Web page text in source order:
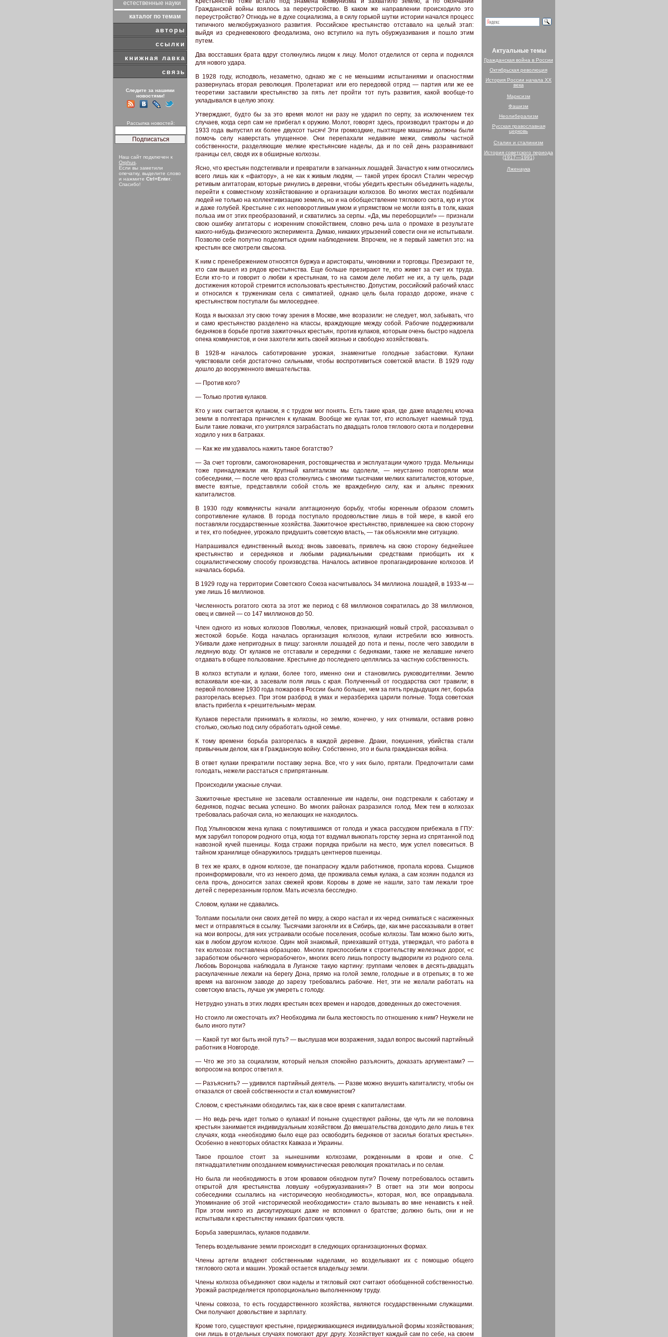
естественные науки
каталог по темам
авторы
ссылки
книжная лавка
связь
Следите за нашими
новостями!
Рассылка новостей:
Наш сайт подключен к
Orphus
Если вы заметили
опечатку, выделите слово
и нажмите Ctrl+Enter
Спасибо!
Гражданской войны взялось за переустройство. В каком же направлении происходило это
переустройство? Отнюдь не в духе социализма, а в силу горькой шутки истории начался процесс
типичного мелкобуржуазного развития. Российское крестьянство отставало на целый этап:
выйдя из средневекового феодализма, оно вступило на путь обуржуазивания и пошло этим
путем.
Два восставших брата вдруг столкнулись лицом к лицу. Молот отделился от серпа и поднялся
для нового удара.
В 1928 году, исподволь, незаметно, однако же с не меньшими испытаниями и опасностями
развернулась вторая революция. Пролетариат или его передовой отряд — партия или же ее
теоретики заставили крестьянство за пять лет пройти тот путь развития, какой вообще-то
укладывался в целую эпоху.
Утверждают, будто бы за это время молот ни разу не ударил по серпу, за исключением тех
случаев, когда серп сам не прибегал к оружию. Молот, говорят здесь, производил тракторы и до
1933 года выпустил их более двухсот тысяч! Эти громоздкие, пыхтящие машины должны были
помочь селу наверстать упущенное. Они перепахали недавние межи, символы частной
собственности, разделяющие мелкие крестьянские наделы, да и по сей день разравнивают
границы сел, сводя их в обширные колхозы.
Ясно, что крестьян подстегивали и превратили в загнанных лошадей. Зачастую к ним относились
всего лишь как к «фактору», а не как к живым людям, — такой упрек бросил Сталин чересчур
ретивым агитаторам, которые ринулись в деревни, чтобы убедить крестьян объединить наделы,
перейти к совместному хозяйствованию и организации колхозов. Во многих местах подбивали
людей не только на коллективизацию земель, но и на обобществление тяглового скота, кур и уток
и даже голубей. Крестьяне с их неповоротливым умом и упрямством не могли взять в толк, какая
польза им от этих преобразований, и схватились за серпы. «Да, мы переборщили!» — признали
свою ошибку агитаторы с искренним спокойствием, словно речь шла о промахе в результате
какого-нибудь физического эксперимента. Думаю, никаких угрызений совести они не испытывали.
Позволю себе попутно поделиться одним наблюдением. Впрочем, не я первый заметил это: на
крестьян все смотрели свысока.
К ним с пренебрежением относятся буржуа и аристократы, чиновники и торговцы. Презирают те,
кто сам вышел из рядов крестьянства. Еще больше презирают те, кто живет за счет их труда.
Если кто-то и говорит о любви к крестьянам, то на самом деле любит не их, а ту цель, ради
достижения которой стремится использовать крестьянство. Допустим, российский рабочий класс
и относился к труженикам села с симпатией, однако цель была гораздо дороже, иначе с
крестьянством поступали бы милосерднее.
Когда я высказал эту свою точку зрения в Москве, мне возразили: не следует, мол, забывать, что
и само крестьянство разделено на классы, враждующие между собой. Рабочие поддерживали
бедняков в борьбе против зажиточных крестьян, против кулаков, которым очень быстро надоела
опека коммунистов, и они захотели жить своей жизнью и свободно хозяйствовать.
В 1928-м началось саботирование урожая, знаменитые голодные забастовки. Кулаки
чувствовали себя достаточно сильными, чтобы воспротивиться советской власти. В 1929 году
дошло до вооруженного вмешательства.
— Против кого?
— Только против кулаков.
Кто у них считается кулаком, я с трудом мог понять. Есть такие края, где даже владелец клочка
земли в полгектара причислен к кулакам. Вообще же кулак тот, кто использует наемный труд.
Были такие ловкачи, кто ухитрялся заграбастать по двадцать голов тяглового скота и полдеревни
ходило у них в батраках.
— Как же им удавалось нажить такое богатство?
— За счет торговли, самогоноварения, ростовщичества и эксплуатации чужого труда. Мельницы
тоже принадлежали им. Крупный капитализм мы одолели, — неустанно повторяли мои
собеседники, — после чего враз столкнулись с многими тысячами мелких капиталистов, которые,
вместе взятые, представляли собой столь же враждебную силу, как и альянс прежних
капиталистов.
В 1930 году коммунисты начали агитационную борьбу, чтобы коренным образом сломить
сопротивление кулаков. В города поступало продовольствие лишь в той мере, в какой его
поставляли государственные хозяйства. Зажиточное крестьянство, привлекшее на свою сторону
и тех, кто победнее, угрожало придушить советскую власть, — так объясняли мне ситуацию.
Напрашивался единственный выход: вновь завоевать, привлечь на свою сторону беднейшее
крестьянство и середняков и любыми радикальными средствами приобщить их к
социалистическому способу производства. Началось активное пропагандирование колхозов. И
началась борьба.
В 1929 году на территории Советского Союза насчитывалось 34 миллиона лошадей, в 1933-м —
уже лишь 16 миллионов.
Численность рогатого скота за этот же период с 68 миллионов сократилась до 38 миллионов,
овец и свиней — со 147 миллионов до 50.
Член одного из новых колхозов Поволжья, человек, признающий новый строй, рассказывал о
жестокой борьбе. Когда началась организация колхозов, кулаки истребили всю живность.
Убивали даже непригодных в пищу: загоняли лошадей до пота и пены, после чего заводили в
ледяную воду. От кулаков не отставали и середняки с бедняками, также не желавшие ничего
отдавать в общее пользование. Крестьяне до последнего цеплялись за частную собственность.
В колхоз вступали и кулаки, более того, именно они и становились руководителями. Землю
вспахивали кое-как, а засевали поля лишь с края. Полученный от государства скот травили; в
первой половине 1930 года пожаров в России было больше, чем за пять предыдущих лет, борьба
разгорелась всерьез. При этом разброд в умах и неразбериха царили полные. Тогда советская
власть прибегла к «решительным» мерам.
Кулаков перестали принимать в колхозы, но землю, конечно, у них отнимали, оставив ровно
столько, сколько под силу обработать одной семье.
К тому времени борьба разгорелась в каждой деревне. Драки, покушения, убийства стали
привычным делом, как в Гражданскую войну. Собственно, это и была гражданская война.
В ответ кулаки прекратили поставку зерна. Все, что у них было, прятали. Предпочитали сами
голодать, нежели расстаться с припрятанным.
Происходили ужасные случаи.
Зажиточные крестьяне не засевали оставленные им наделы, они подстрекали к саботажу и
бедняков, подчас весьма успешно. Во многих районах разразился голод. Меж тем в колхозах
требовалась рабочая сила, но желающих не находилось.
Под Ульяновском жена кулака с помутившимся от голода и ужаса рассудком прибежала в ГПУ:
муж зарубил топором родного отца, когда тот вздумал выкопать горстку зерна из спрятанной под
навозной кучей пшеницы. Когда стражи порядка прибыли на место, муж успел повеситься. В
тайном хранилище обнаружилось тридцать центнеров пшеницы.
В тех же краях, в одном колхозе, где понапрасну ждали работников, пропала корова. Сыщиков
проинформировали, что из некоего дома, где проживала семья кулака, а сам хозяин подался из
села прочь, доносится запах свежей крови. Коровы в доме не нашли, зато там лежали трое
детей с перерезанным горлом. Мать исчезла бесследно.
Словом, кулаки не сдавались.
Толпами посылали они своих детей по миру, а скоро настал и их черед сниматься с насиженных
мест и отправляться в ссылку. Тысячами загоняли их в Сибирь, где, как мне рассказывали в ответ
на мои вопросы, для них устраивали особые поселения, особые колхозы. Там можно было жить,
как в любом другом колхозе. Один мой знакомый, приехавший оттуда, утверждал, что работа в
тех колхозах поставлена образцово. Многих приспособили к строительству железных дорог, «с
заработком обычного чернорабочего», многих всего лишь попросту выдворили из родного села.
Любовь Воронцова наблюдала в Луганске такую картину: группами человек в десять-двадцать
раскулаченные лежали на берегу Дона, прямо на голой земле, голодные и в отрепьях; в то же
время на вагонном заводе до зарезу требовались рабочие. Нет, эти не желали работать на
советскую власть, лучше уж умереть с голоду.
Нетрудно узнать в этих людях крестьян всех времен и народов, доведенных до ожесточения.
Но стоило ли ожесточать их? Необходима ли была жестокость по отношению к ним? Неужели не
было иного пути?
— Какой тут мог быть иной путь? — выслушав мои возражения, задал вопрос высокий партийный
работник в Новгороде.
— Что же это за социализм, который нельзя спокойно разъяснить, доказать аргументами? —
вопросом на вопрос ответил я.
— Разъяснить? — удивился партийный деятель. — Разве можно внушить капиталисту, чтобы он
отказался от своей собственности и стал коммунистом?
Словом, с крестьянами обходились так, как в свое время с капиталистами.
— Но ведь речь идет только о кулаках! И поныне существуют районы, где чуть ли не половина
крестьян занимается индивидуальным хозяйством. До вмешательства доходило дело лишь в тех
случаях, когда «необходимо было еще раз освободить бедняков от засилья богатых крестьян».
Особенно в некоторых областях Кавказа и Украины.
Такое прошлое стоит за нынешними колхозами, рожденными в крови и огне. С
пятнадцатилетним опозданием коммунистическая революция прокатилась и по селам.
Но была ли необходимость в этом кровавом обходном пути? Почему потребовалось оставить
открытой для крестьянства ловушку «обуржуазивания»? В ответ на эти мои вопросы
собеседники ссылались на «историческую необходимость», которая, мол, все оправдывала.
Упоминание об этой «исторической необходимости» стало вызывать во мне ненависть к ней.
При этом никто из дискутирующих даже не вспомнил о братстве; должно быть, они и не
испытывали к крестьянству никаких братских чувств.
Борьба завершилась, кулаков подавили.
Теперь возделывание земли происходит в следующих организационных формах.
Члены артели владеют собственными наделами, но возделывают их с помощью общего
тяглового скота и машин. Урожай остается владельцу земли.
Члены колхоза объединяют свои наделы и тягловый скот считают обобщенной собственностью.
Урожай распределяется пропорционально выполненному труду.
Члены совхоза, то есть государственного хозяйства, являются государственными служащими.
Они получают довольствие и зарплату.
Кроме того, существуют крестьяне, придерживающиеся индивидуальной формы хозяйствования;
они лишь в отдельных случаях помогают друг другу. Хозяйствует каждый сам по себе, на своем
Актуальные темы
Гражданская война в России
Октябрьская революция
История России начала XX
века
Марксизм
Фашизм
Неолиберализм
Русская православная
церковь
Сталин и сталинизм
История советского периода
(1917—1991)
Лженаука